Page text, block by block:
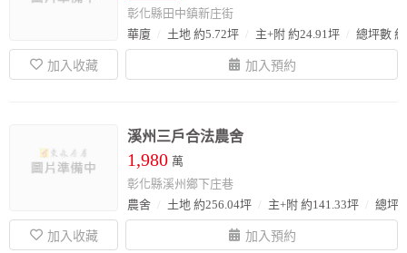
彰化縣田中鎮新庄街
華廈
土地 約5.72坪 主+附 約24.91坪 總坪數
溪州三戶合法農舍
1,980 萬
彰化縣溪州鄉下庄巷
農舍
土地 約256.04坪 主+附 約141.33坪 總坪